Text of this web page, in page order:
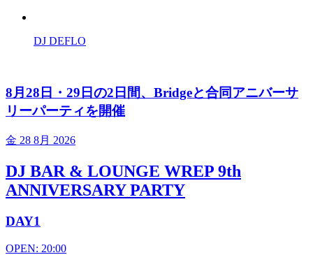
DJ DEFLO
8月28日・29日の2日間、Bridgeと合同アニバーサ
リーパーティを開催
金 28 8月 2026
DJ BAR & LOUNGE WREP 9th
ANNIVERSARY PARTY
DAY1
OPEN: 20:00